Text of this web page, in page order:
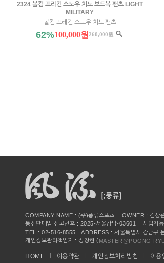
2324 볼컴 프리킨 스노우 치노 보드복 팬츠 LIGHT
MILITARY
볼컴 프레킨 스노우 치노 팬츠
62%100,000원 260,000원
COMPANY NAME : (주)풍류스포츠 OWNER : 김상
통신판매업 신고번호 : 2025-서울강남-03601 사업자
TEL : 02-516-8555 ADDRESS : 서울특별시 강남구
개인정보관리책임자 : 정창현 ( MASTER@POONG-
HOME 이용약관 개인정보처리방침 이용